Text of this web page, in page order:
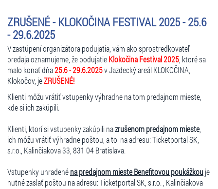
londýnskeho huslistu George Hlawiczku, viedenskú sopranistku
Tehmine Schaeffer a nezameniteľnú klavírnu virtuózku Marisu Blanes
z horúcej Valencie.
28.6. RANČOVICA
Peter Lipa & Band; KeJazz4; AMC trio & Andy Middelton
Hviezdy Jazzu sú na Klokočine doma a vždy sa k nám radi vracajú.
Nezabudnuteľný hudobný večer, ktorý musíte zažiť!
Začiatok predstavenia o 19:00, jednotné vstupné 25,- €
Vyvrcholením tohtoročného festivalu umenia na Klokočine bude
zbytočné predstavovať. Stačí poznamenať, že na Klokočine nemôže
chýbať mimoriadne obľúbený Peter Lipa so svojim bandom. Jeho
ZRUŠENÉ - KLOKOČINA FESTIVAL 2025 - 25.6
- 29.6.2025
V zastúpení organizátora podujatia, vám ako sprostredkovateľ
predaja oznamujeme, že podujatieKlokočina Festival 2025, ktoré sa
malo konať dňa25.6 - 29.6.2025v Jazdecký areál KLOKOČINA,
Klokočov, jeZRUŠENÉ!
Klienti môžu vrátiť vstupenky výhradne na tom predajnom mieste,
kde si ich zakúpili.
Klienti, ktorí si vstupenky zakúpili nazrušenom predajnom mieste,
ich môžu vrátiť výhradne poštou, a to na adresu: Ticketportal SK,
s.r.o., Kalinčiakova 33, 831 04 Bratislava.
Vstupenky uhradenéna predajnom mieste Benefitovou poukážkouje
nutné zaslať poštou na adresu: Ticketportal SK, s.r.o. , Kalinčiakova